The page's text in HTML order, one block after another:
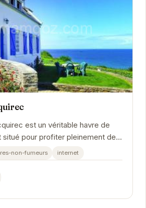
est un véritable havre de
situé pour profiter pleinement des
Avec un accès facile...
non-fumeurs internet